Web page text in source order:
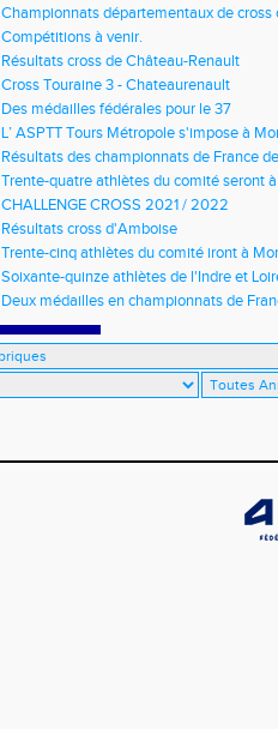
Championnats départementaux de cross
longs et meetings en salle
Compétitions à venir.
Résultats cross de Château-Renault
Cross Touraine 3 - Chateaurenault
Des médailles fédérales pour le 37
L’ ASPTT Tours Métropole s'impose à
Résultats des championnats de France
Trente-quatre athlètes du comité seront
CHALLENGE CROSS 2021 / 2022
Résultats cross d'Amboise
Trente-cinq athlètes du comité iront à
Soixante-quinze athlètes de l'Indre et
régionaux de cross-country 2021
Deux médailles en championnats de